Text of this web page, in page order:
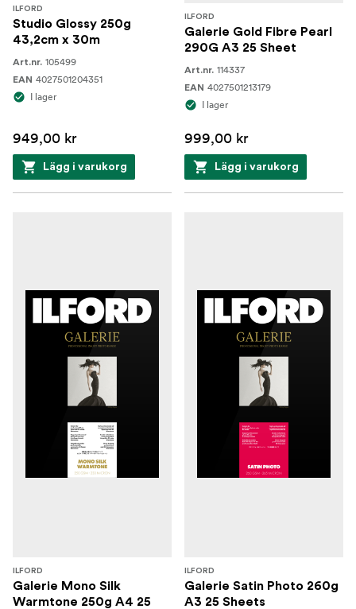
ILFORD
Studio Glossy 250g
43,2cm x 30m
Art.nr. 105499
EAN 4027501204351
I lager
949,00 kr
Lägg i varukorg
ILFORD
Galerie Gold Fibre Pearl
290G A3 25 Sheet
Art.nr. 114337
EAN 4027501213179
I lager
999,00 kr
Lägg i varukorg
ILFORD
Galerie Mono Silk
Warmtone 250g A4 25
ILFORD
Galerie Satin Photo 260g
A3 25 Sheets